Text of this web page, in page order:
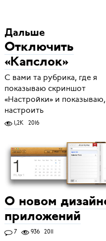
Дальше
Отключить
«Капслок»
С вами та рубрика, где я
показываю скриншот
«Настройки» и показываю,
настроить
1,2K 2016
О новом
приложений
7 936 2011